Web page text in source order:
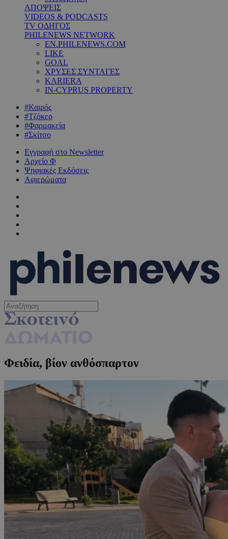
ΑΠΟΨΕΙΣ
VIDEOS & PODCASTS
TV ΟΔΗΓΟΣ
PHILENEWS NETWORK
EN.PHILENEWS.COM
LIKE
GOAL
ΧΡΥΣΕΣ ΣΥΝΤΑΓΕΣ
KARIERA
IN-CYPRUS PROPERTY
#Καιρός
#Τζόκερ
#Φαρμακεία
#Σκίτσο
Εγγραφή στο Newsletter
Αρχείο Φ
Ψηφιακές Εκδόσεις
Αφιερώματα
Φειδία, βίον ανθόσπαρτον